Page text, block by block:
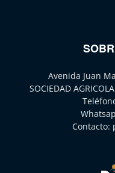
Avenida Juan
SOCIEDAD
Contacto: